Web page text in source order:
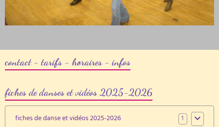
contact - tarifs - horaires - infos
fiches de danses et vidéos 2025-2026
fiches de danse et vidéos 2025-2026 1